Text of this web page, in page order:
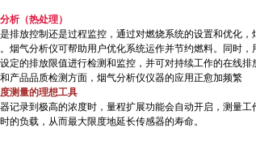
析（热处理）
排放控制还是过程监控，通过对燃烧系统的设置和优化
烟气分析仪可帮助用户优化系统运作并节约燃料。同时
定的排放限值进行检测和监控，并可对持续工作的在线
产品品质检测方面，烟气分析仪仪器的应用正愈加频繁
测量的理想工具
记录到极高的浓度时，量程扩展功能会自动开启，测量
的负载，从而最大限度地延长传感器的寿命。